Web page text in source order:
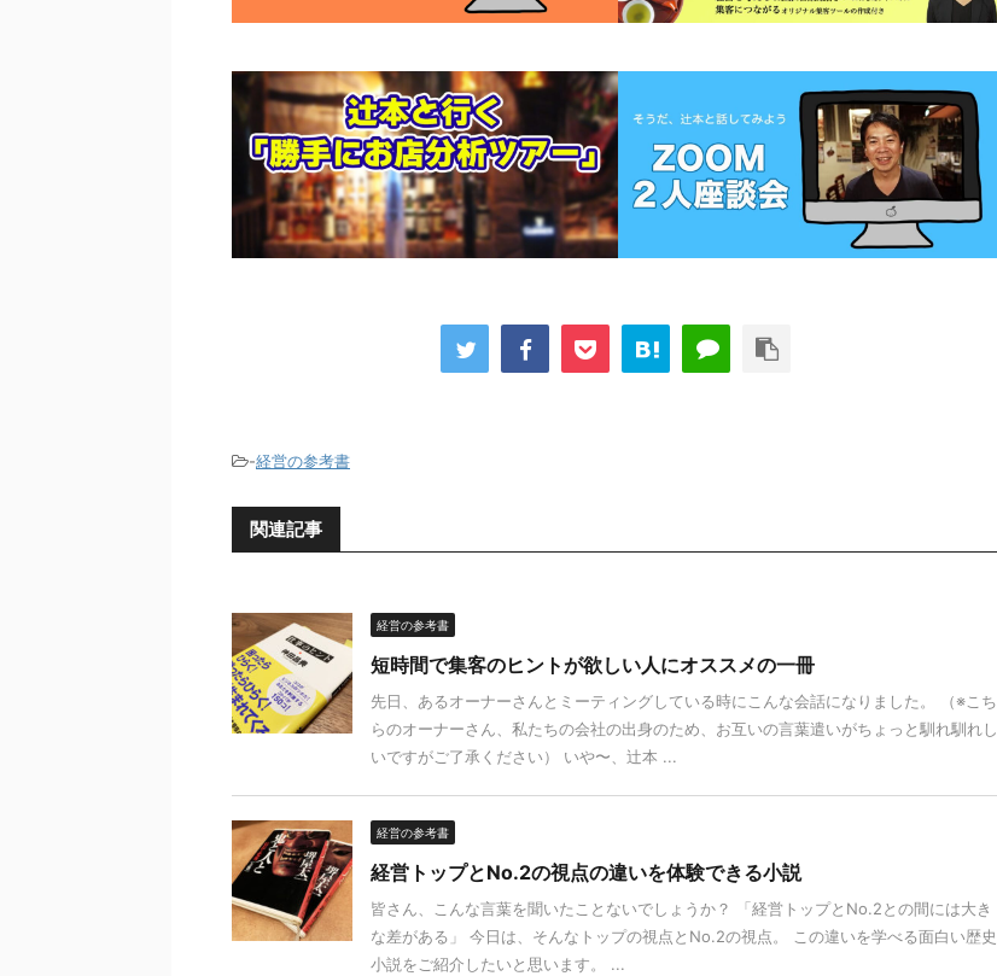
-経営の参考書
関連記事
経営の参考書
短時間で集客のヒントが欲しい人にオススメの一冊
先日、あるオーナーさんとミーティングしている時にこんな会話になりました。 （※こち
らのオーナーさん、私たちの会社の出身のため、お互いの言葉遣いがちょっと馴れ馴れし
いですがご了承ください） いや〜、辻本 ...
経営の参考書
経営トップとNo.2の視点の違いを体験できる小説
皆さん、こんな言葉を聞いたことないでしょうか？ 「経営トップとNo.2との間には大き
な差がある」 今日は、そんなトップの視点とNo.2の視点。 この違いを学べる面白い歴史
小説をご紹介したいと思います。 ...